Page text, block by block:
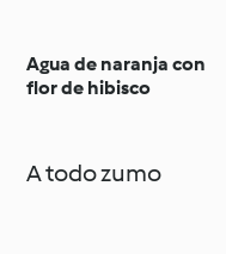
Agua de naranja con
flor de hibisco
A todo zumo